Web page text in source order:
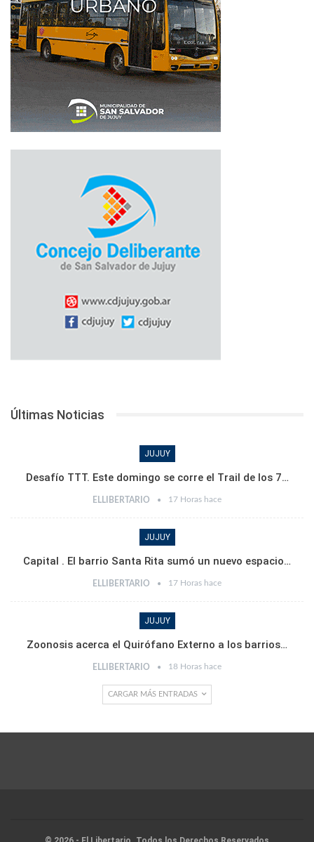
Últimas Noticias
JUJUY
Desafío TTT. Este domingo se corre el Trail de los 7…
ELLIBERTARIO 17 Horas hace
JUJUY
Capital . El barrio Santa Rita sumó un nuevo espacio…
ELLIBERTARIO 17 Horas hace
JUJUY
Zoonosis acerca el Quirófano Externo a los barrios…
ELLIBERTARIO 18 Horas hace
CARGAR MÁS ENTRADAS